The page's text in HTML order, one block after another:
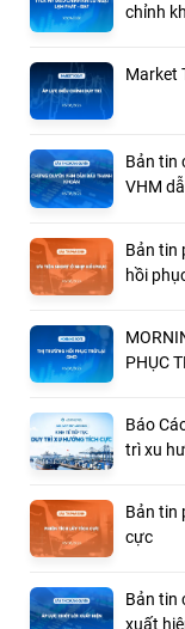
chỉnh
Market
Bản tin
VHM
Bản tin
hồi
PHỤC
Báo
trì xu
Bản tin
cực
Bản tin
xuất